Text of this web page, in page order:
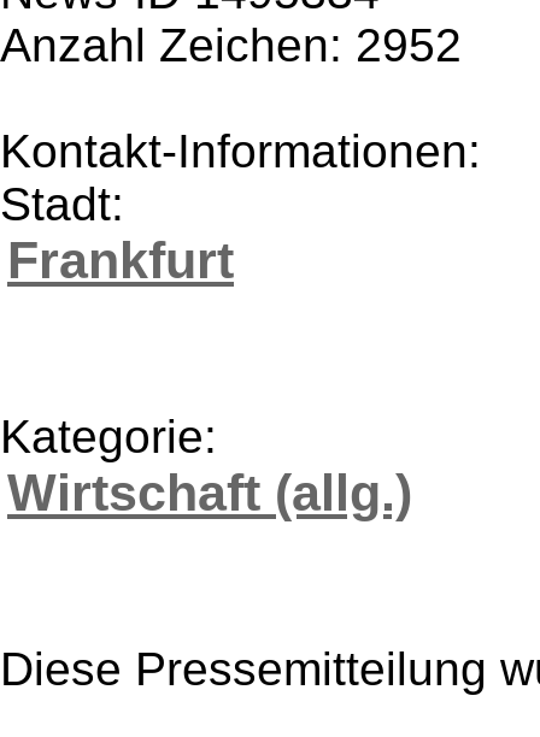
Anzahl Zeichen: 2952
Kontakt-Informationen:
Stadt:
Frankfurt
Kategorie:
Wirtschaft (allg.)
Diese Pressemitteilung